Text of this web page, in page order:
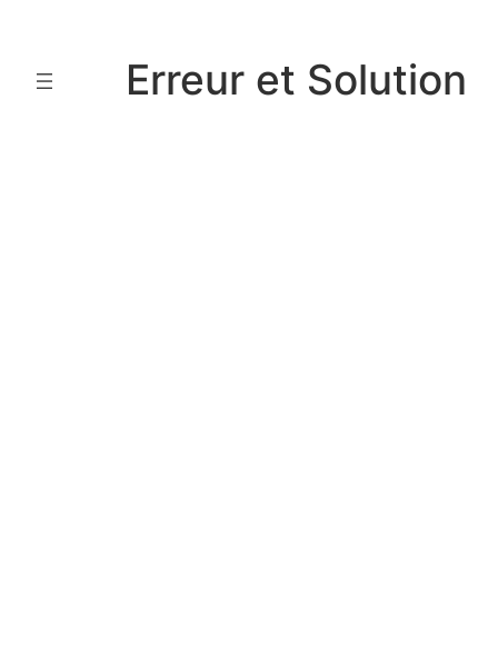
contenu
Erreur et Solution